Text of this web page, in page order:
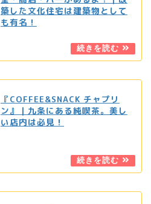
築した文化住宅は建築物として
も有名！
『COFFEE&SNACK チャプリ
ン』｜九条にある純喫茶。美し
い店内は必見！